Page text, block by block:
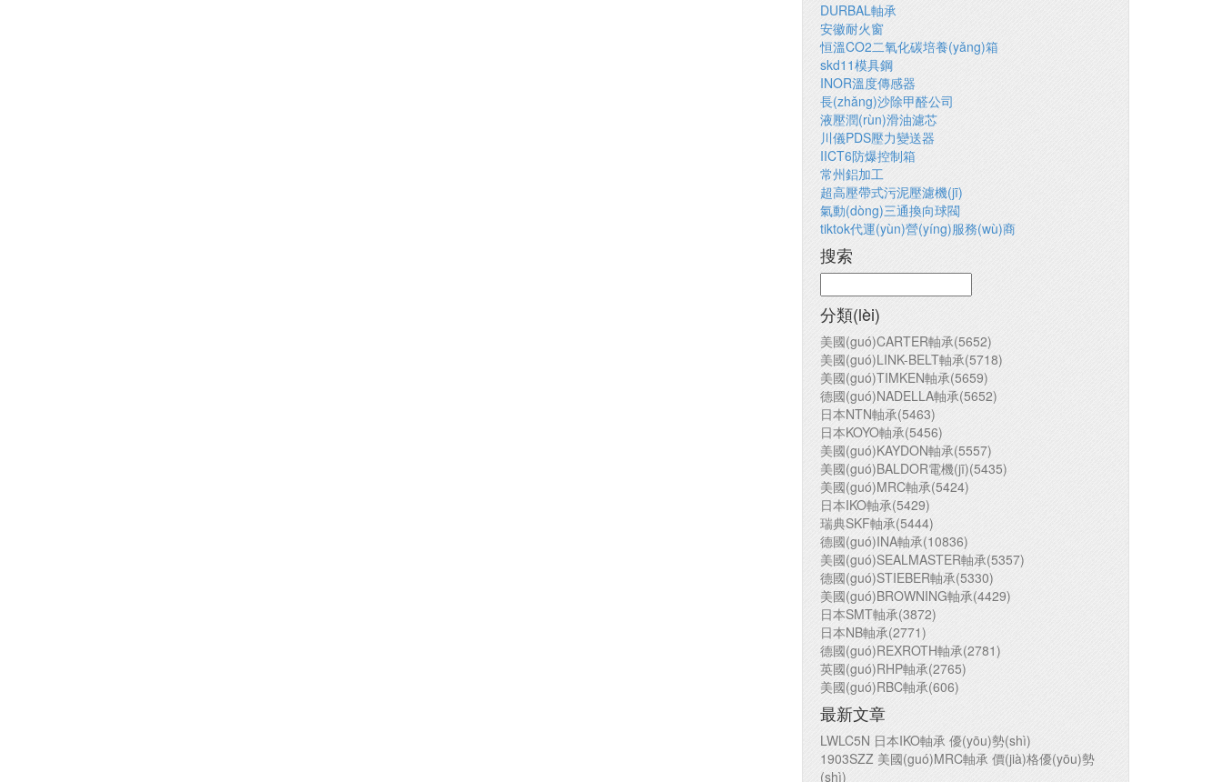
DURBAL軸承
安徽耐火窗
恒溫CO2二氧化碳培養(yǎng)箱
skd11模具鋼
INOR溫度傳感器
長(zhǎng)沙除甲醛公司
液壓潤(rùn)滑油濾芯
川儀PDS壓力變送器
IICT6防爆控制箱
常州鋁加工
超高壓帶式污泥壓濾機(jī)
氣動(dòng)三通換向球閥
tiktok代運(yùn)營(yíng)服務(wù)商
搜索
分類(lèi)
美國(guó)CARTER軸承(5652)
美國(guó)LINK-BELT軸承(5718)
美國(guó)TIMKEN軸承(5659)
德國(guó)NADELLA軸承(5652)
日本NTN軸承(5463)
日本KOYO軸承(5456)
美國(guó)KAYDON軸承(5557)
美國(guó)BALDOR電機(jī)(5435)
美國(guó)MRC軸承(5424)
日本IKO軸承(5429)
瑞典SKF軸承(5444)
德國(guó)INA軸承(10836)
美國(guó)SEALMASTER軸承(5357)
德國(guó)STIEBER軸承(5330)
美國(guó)BROWNING軸承(4429)
日本SMT軸承(3872)
日本NB軸承(2771)
德國(guó)REXROTH軸承(2781)
英國(guó)RHP軸承(2765)
美國(guó)RBC軸承(606)
最新文章
LWLC5N 日本IKO軸承 優(yōu)勢(shì)
1903SZZ 美國(guó)MRC軸承 價(jià)格優(yōu)勢
(shì)